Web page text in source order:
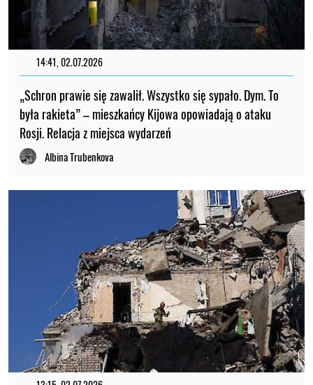
14:41, 02.07.2026
„Schron prawie się zawalił. Wszystko się sypało. Dym. To
była rakieta” – mieszkańcy Kijowa opowiadają o ataku
Rosji. Relacja z miejsca wydarzeń
Albina Trubenkova